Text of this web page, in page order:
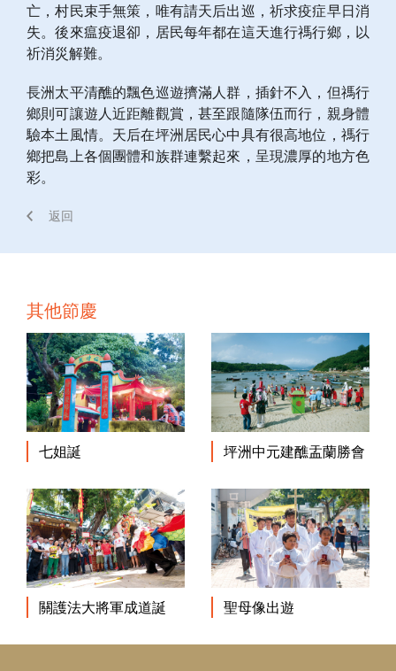
亡，村民束手無策，唯有請天后出巡，祈求疫症早日消
失。後來瘟疫退卻，居民每年都在這天進行禡行鄉，以
祈消災解難。
長洲太平清醮的飄色巡遊擠滿人群，插針不入，但禡行
鄉則可讓遊人近距離觀賞，甚至跟隨隊伍而行，親身體
驗本土風情。天后在坪洲居民心中具有很高地位，禡行
鄉把島上各個團體和族群連繫起來，呈現濃厚的地方色
彩。
返回
其他節慶
七姐誕 坪洲中元建醮盂蘭勝會
關護法大將軍成道誕 聖母像出遊